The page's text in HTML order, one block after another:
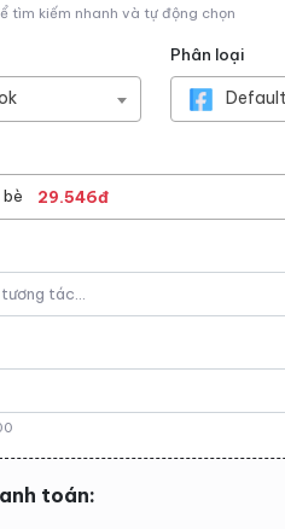
tìm kiếm nhanh và tự động chọn
Phân loại
Default
bè 29.546đ
toán: